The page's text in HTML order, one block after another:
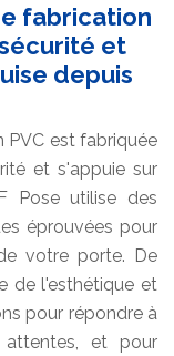
fabrication
et
depuis
PVC est fabriquée
et s'appuie sur
Pose utilise des
éprouvées pour
votre porte. De
de l'esthétique et
pour répondre à
et pour